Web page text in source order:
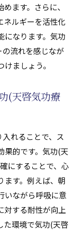
ます。さらに、
ネルギーを活性化
になります。気功
流れを感じなが
ましょう。
(天啓気功療
れることで、ス
果的です。気功(天
にすることで、心
ます。例えば、朝
いながら呼吸に意
対する耐性が向上
た環境で気功(天啓